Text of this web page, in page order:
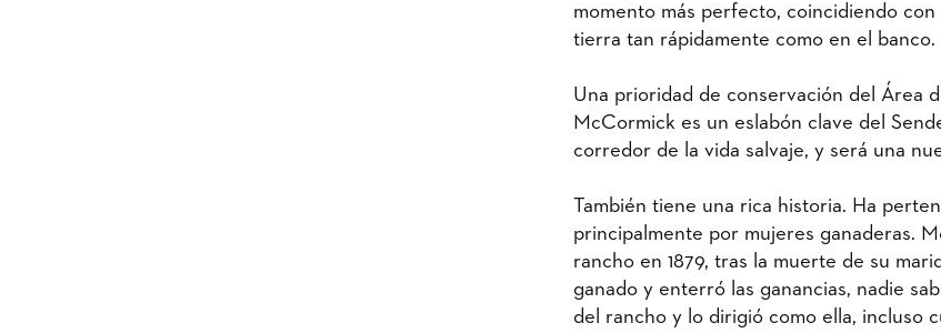
momento más perfecto, coincidiendo
tierra tan rápidamente como en el banco.
Una prioridad de conservación del Área
McCormick es un eslabón clave del
corredor de la vida salvaje, y será una
También tiene una rica historia. Ha
principalmente por mujeres ganaderas.
rancho en 1879, tras la muerte de su
ganado y enterró las ganancias, nadie
del rancho y lo dirigió como ella, incluso